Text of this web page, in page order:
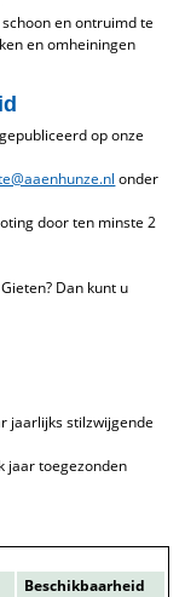
en ontruimd te
en omheiningen
op onze
onder
door ten minste 2
Dan kunt u
jaarlijks stilzwijgende
jaar toegezonden
Beschikbaarheid